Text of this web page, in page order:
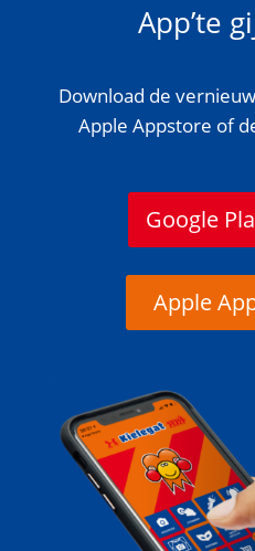
App’te
Download de
Apple Appstore of
Google
Apple